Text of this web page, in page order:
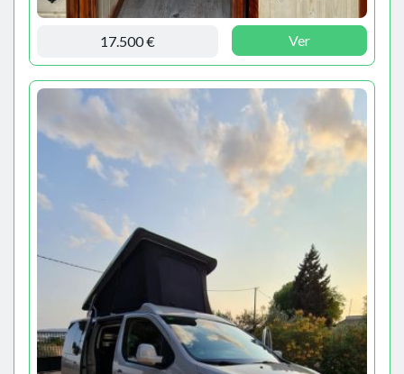
17.500 € Ver